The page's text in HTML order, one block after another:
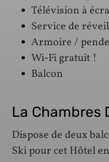
Télévision à
Service de réveil
Armoire /
Wi-Fi gratuit !
Balcon
La Chambres
Dispose de deux
Ski pour cet Hôtel